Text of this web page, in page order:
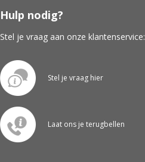
Hulp nodig?
Stel je vraag aan onze klantenservice:
Stel je vraag hier
Laat ons je terugbellen